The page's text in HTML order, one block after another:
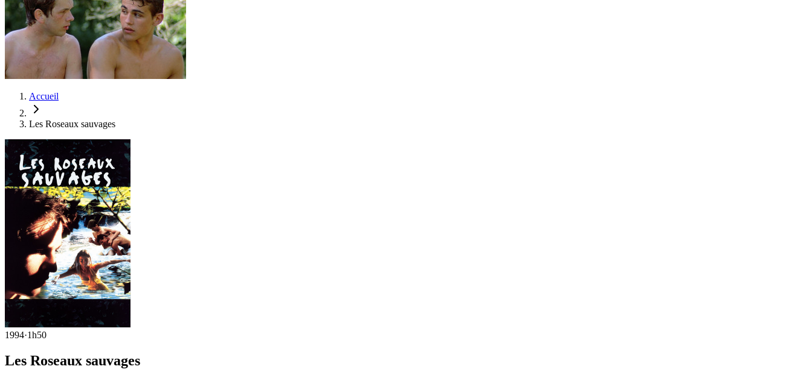
Accueil
Les Roseaux sauvages
1994·1h50
Les Roseaux sauvages